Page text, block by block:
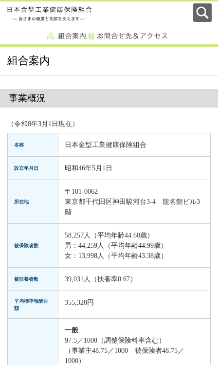
組合案内
事業概況
（令和8年3月1日現在）
名称 日本金型工業健康保険組合
設立年月日 昭和46年5月1日
所在地
〒101-0062
東京都千代田区神田駿河台3-4 龍名館ビル3
階
被保険者数
58,257人（平均年齢44.60歳）
男：44,259人（平均年齢44.99歳）
女：13,998人（平均年齢43.38歳）
被扶養者数 39,031人（扶養率0.67）
平均標準報酬月
額
355,328円
一般
97.5／1000（調整保険料率含む）
（事業主48.75／1000 被保険者48.75／
1000）